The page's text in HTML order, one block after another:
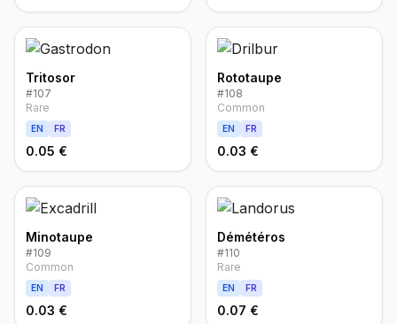
Tritosor
#107
Rare
EN FR
0.05 €
Rototaupe
#108
Common
EN FR
0.03 €
Minotaupe
#109
Common
EN FR
0.03 €
Démétéros
#110
Rare
EN FR
0.07 €